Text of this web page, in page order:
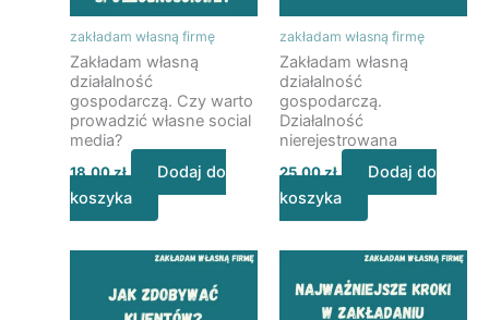
zakładam własną firmę
Zakładam własną
działalność
gospodarczą. Czy warto
prowadzić własne social
media?
18,00zł
Dodaj do
koszyka
zakładam własną firmę
Zakładam własną
działalność
gospodarczą.
Działalność
nierejestrowana
25,00zł
Dodaj do
koszyka